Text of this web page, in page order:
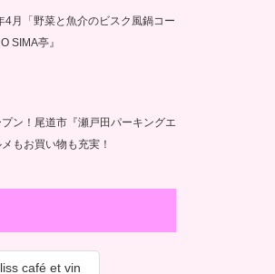
4月「野菜と魚介のビスク風鍋コー
SIMA亭』
ン！尾道市『瀬戸田パーキングエ
もお買い物も充実！
café et vin